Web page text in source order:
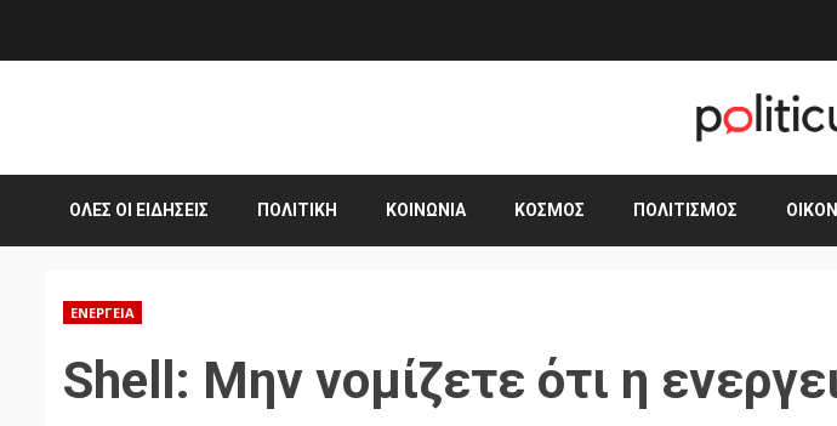
ΌΛΕΣ ΟΙ ΕΙΔΉΣΕΙΣ ΠΟΛΙΤΙΚΉ ΚΟΙΝΩΝΊΑ ΚΌΣΜΟΣ ΠΟΛΙΤΙΣΜΌΣ
ΕΝΈΡΓΕΙΑ
Shell: Μην νομίζετε ότι η